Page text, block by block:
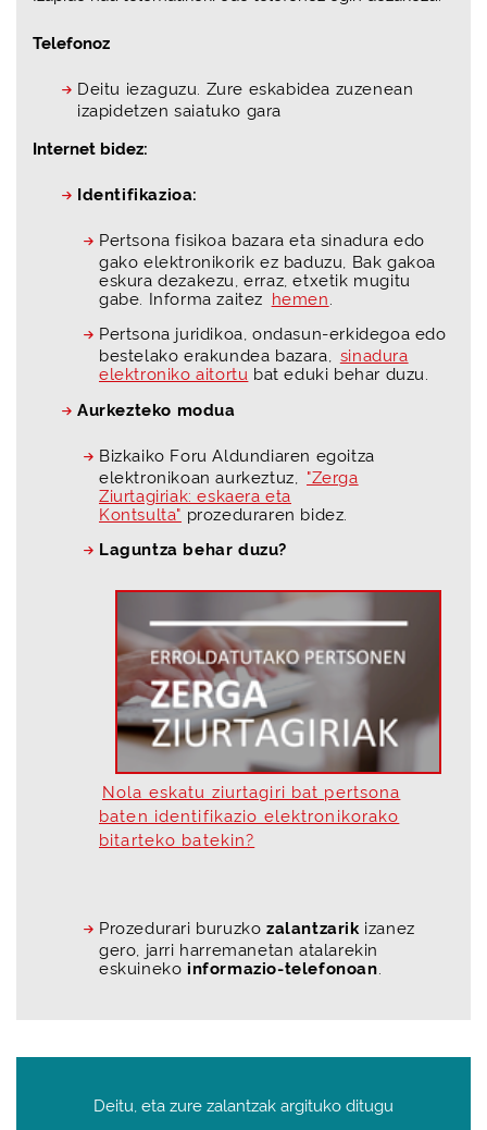
Telefonoz
Deitu iezaguzu. Zure eskabidea zuzenean
izapidetzen saiatuko gara
Internet bidez:
Identifikazioa:
Pertsona fisikoa bazara eta sinadura edo
gako elektronikorik ez baduzu, Bak gakoa
eskura dezakezu, erraz, etxetik mugitu
gabe. Informa zaitez hemen
Pertsona juridikoa, ondasun-erkidegoa edo
bestelako erakundea bazara, sinadura
elektroniko aitortu bat eduki behar duzu.
Aurkezteko modua
Bizkaiko Foru Aldundiaren egoitza
elektronikoan aurkeztuz,
"Zerga
Ziurtagiriak: eskaera eta
Kontsulta" prozeduraren bidez.
Laguntza behar duzu?
Nola eskatu ziurtagiri bat pertsona
baten identifikazio elektronikorako
bitarteko batekin?
Prozedurari buruzko zalantzarik izanez
gero, jarri harremanetan atalarekin
eskuineko informazio-telefonoan
Deitu, eta zure zalantzak argituko ditugu